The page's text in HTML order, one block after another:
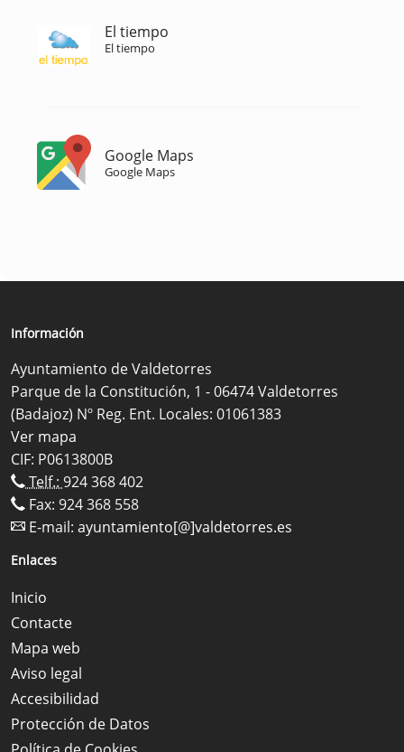
El tiempo
El tiempo
Google Maps
Google Maps
Información
Ayuntamiento de Valdetorres
Parque de la Constitución, 1 - 06474 Valdetorres
(Badajoz) Nº Reg. Ent. Locales: 01061383
Ver mapa
CIF: P0613800B
Telf.: 924 368 402
Fax: 924 368 558
E-mail: ayuntamiento[@]valdetorres.es
Enlaces
Inicio
Contacte
Mapa web
Aviso legal
Accesibilidad
Protección de Datos